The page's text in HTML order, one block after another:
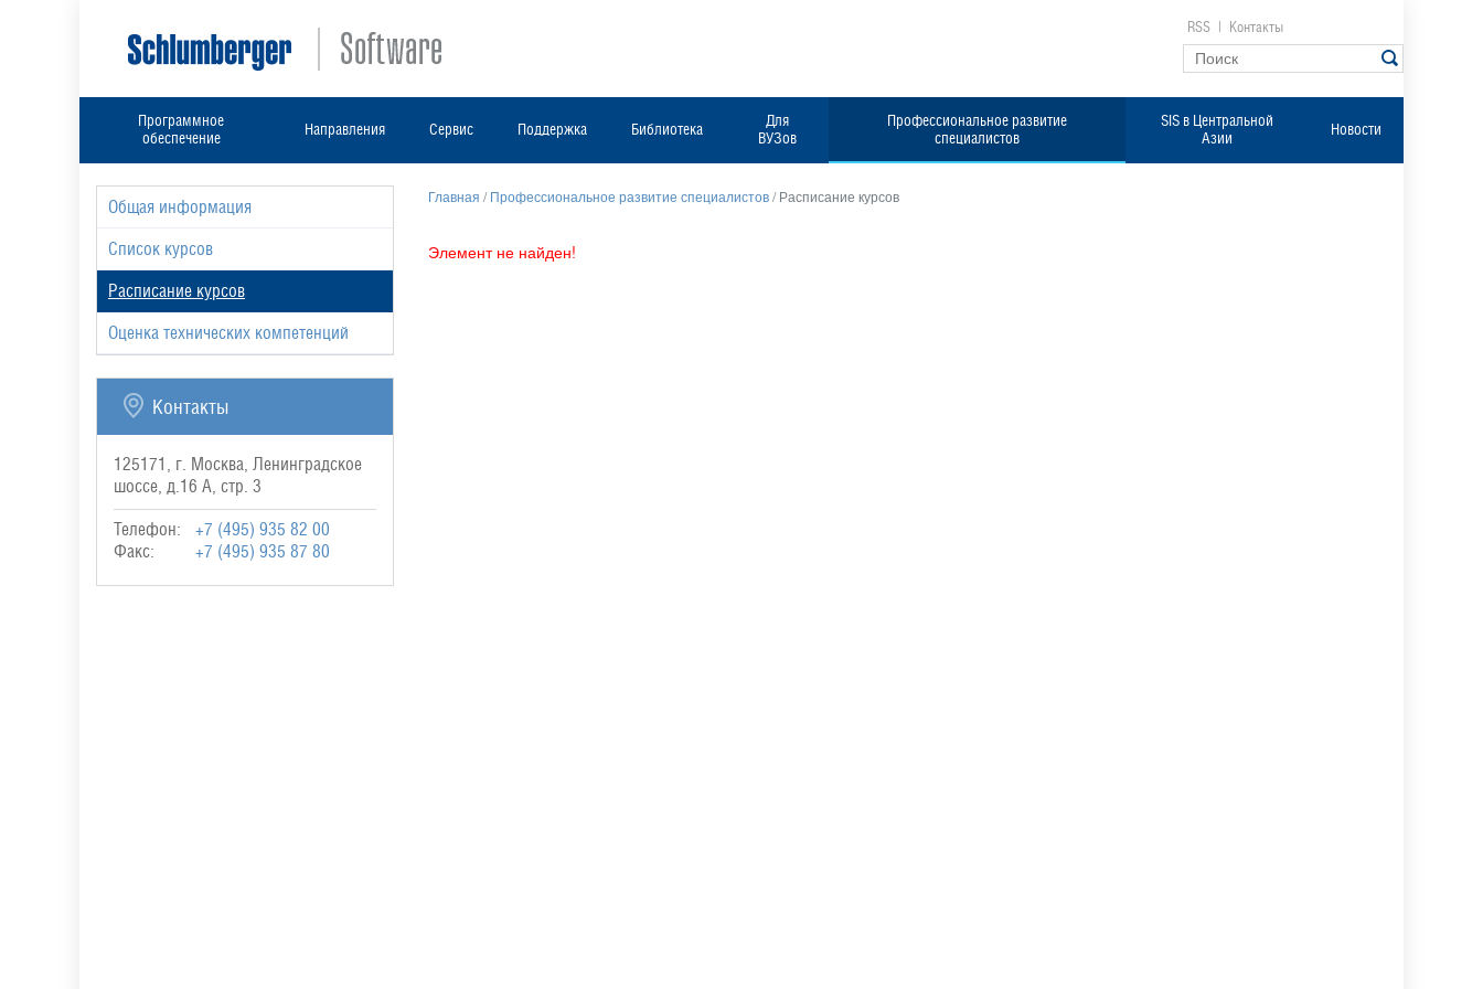
RSS Контакты
Программное
обеспечение
Направления Сервис Поддержка Библиотека
Для
ВУЗов
Профессиональное развитие
специалистов
SIS в Центральной
Азии
Новости
Общая информация
Список курсов
Расписание курсов
Оценка технических компетенций
Контакты
125171, г. Москва, Ленинградское
шоссе, д.16 А, стр. 3
Телефон:
+7 (495) 935 82 00
Факс:
+7 (495) 935 87 80
Главная /Профессиональное развитие специалистов/Расписание курсов
Элемент не найден!